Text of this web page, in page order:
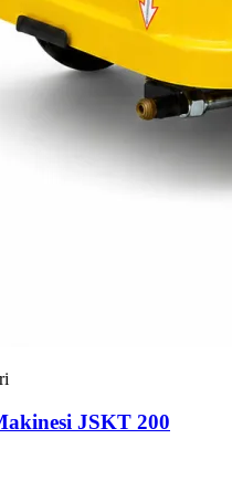
JSKT 200